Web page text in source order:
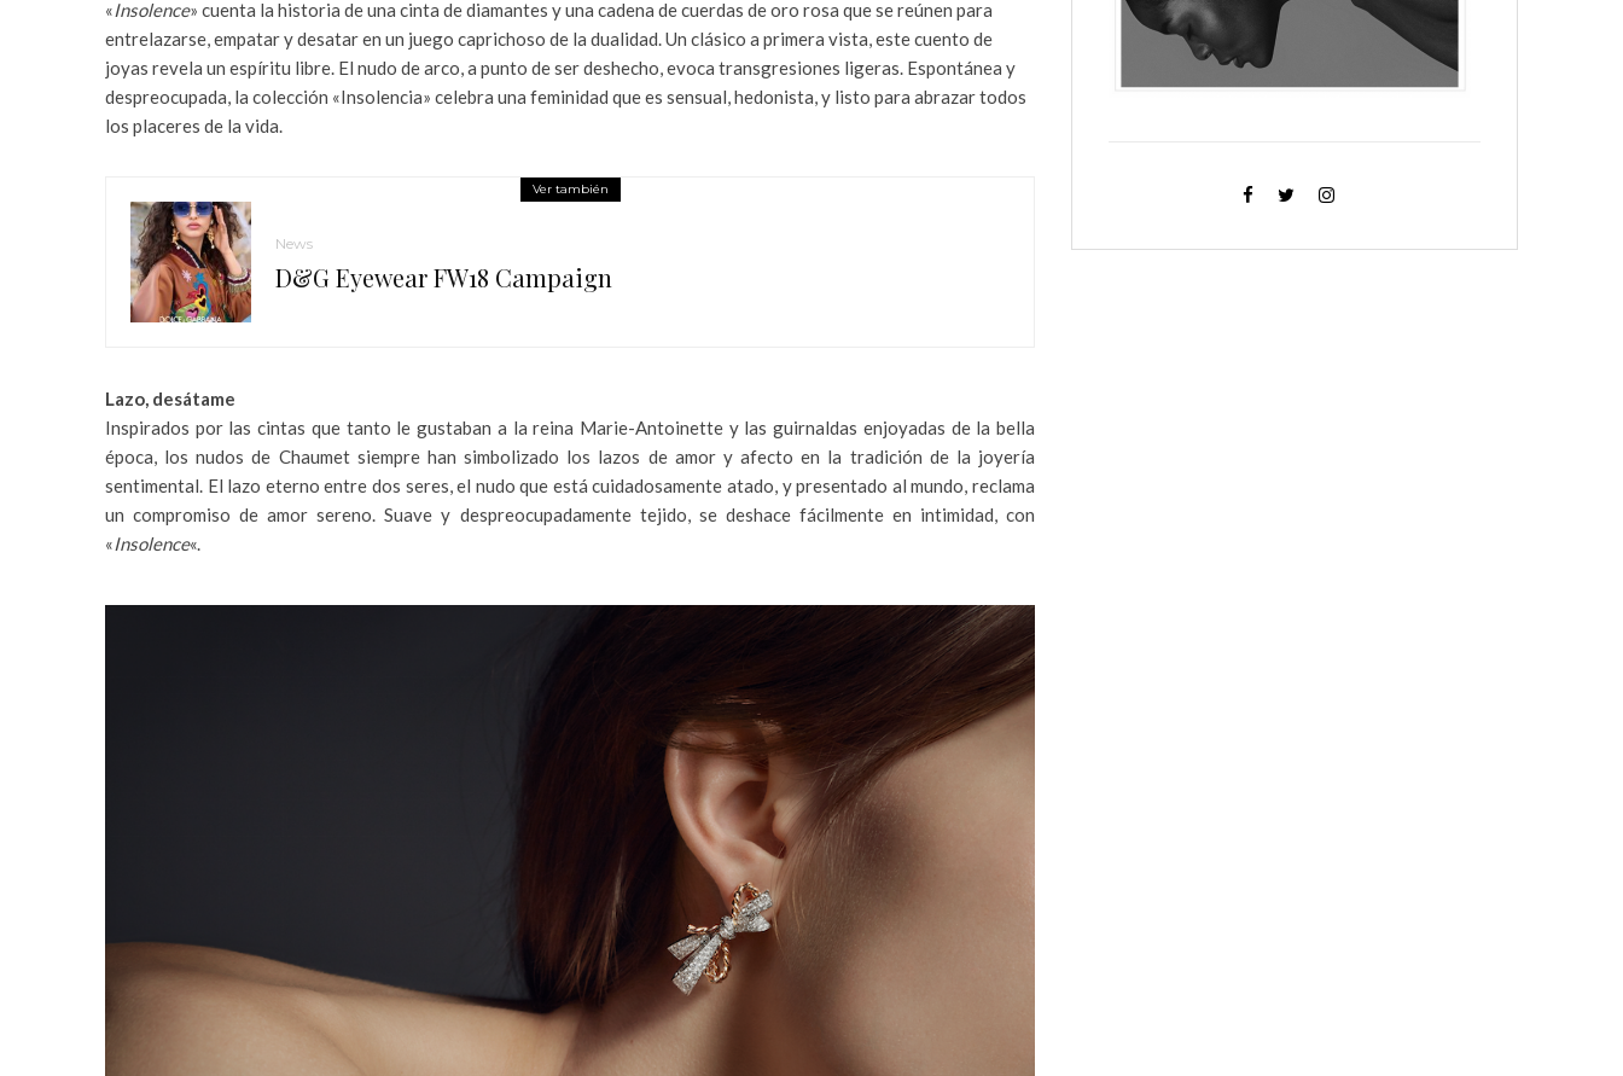
«Insolence» cuenta la historia de una cinta de diamantes y una cadena de cuerdas de oro rosa que se reúnen para
entrelazarse, empatar y desatar en un juego caprichoso de la dualidad. Un clásico a primera vista, este cuento de
joyas revela un espíritu libre. El nudo de arco, a punto de ser deshecho, evoca transgresiones ligeras. Espontánea y
despreocupada, la colección «Insolencia» celebra una feminidad que es sensual, hedonista, y listo para abrazar todos
los placeres de la vida.
Ver también
News
D&G Eyewear FW18 Campaign
Lazo, desátame
Inspirados por las cintas que tanto le gustaban a la reina Marie-Antoinette y las guirnaldas enjoyadas de la bella
época, los nudos de Chaumet siempre han simbolizado los lazos de amor y afecto en la tradición de la joyería
sentimental. El lazo eterno entre dos seres, el nudo que está cuidadosamente atado, y presentado al mundo, reclama
un compromiso de amor sereno. Suave y despreocupadamente tejido, se deshace fácilmente en intimidad, con
«Insolence«.